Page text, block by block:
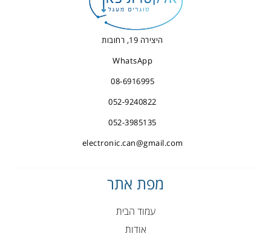
היצירה 19, רחובות
WhatsApp
08-6916995
052-9240822
052-3985135
electronic.can@gmail.com
מפת אתר
עמוד הבית
אודות